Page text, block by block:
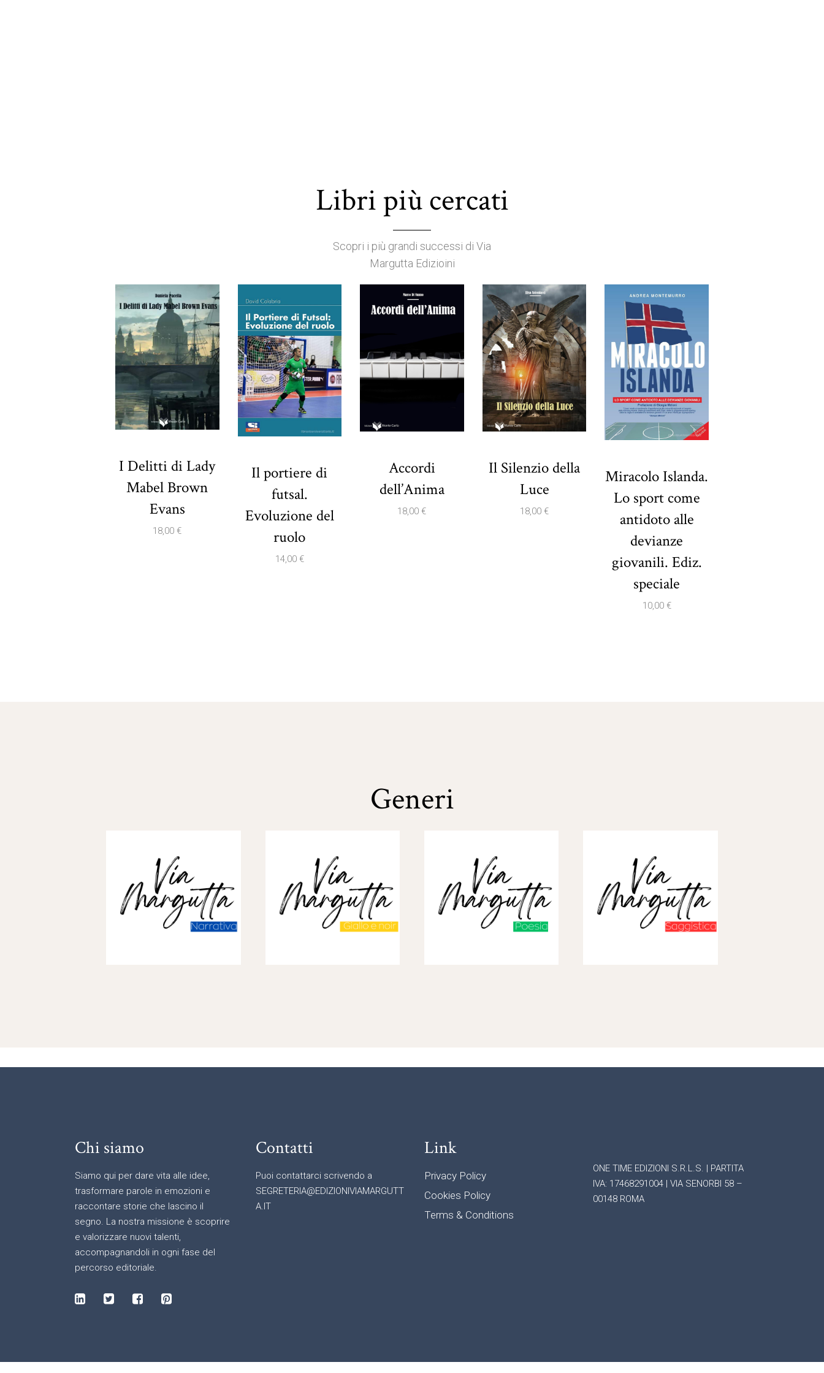
Libri più cercati
Scopri i più grandi successi di Via
Margutta Edizioini
I Delitti di Lady
Mabel Brown
Evans
18,00€
Il portiere di
futsal.
Evoluzione del
ruolo
14,00 €
Accordi
dell’Anima
18,00€
Il Silenzio della
Luce
18,00€
Miracolo Islanda.
Lo sport come
antidoto alle
devianze
giovanili. Ediz.
speciale
10,00 €
Generi
Chi siamo
Siamo qui per dare vita alle idee,
trasformare parole in emozioni e
raccontare storie che lascino il
segno. La nostra missione è scoprire
e valorizzare nuovi talenti,
accompagnandoli in ogni fase del
percorso editoriale.
Contatti
Puoi contattarci scrivendo a
SEGRETERIA@EDIZIONIVIAMARGUTT
A.IT
Link
Privacy Policy
Cookies Policy
Terms & Conditions
ONE TIME EDIZIONI S.R.L.S. | PARTITA
IVA: 17468291004 | VIA SENORBI 58 –
00148 ROMA